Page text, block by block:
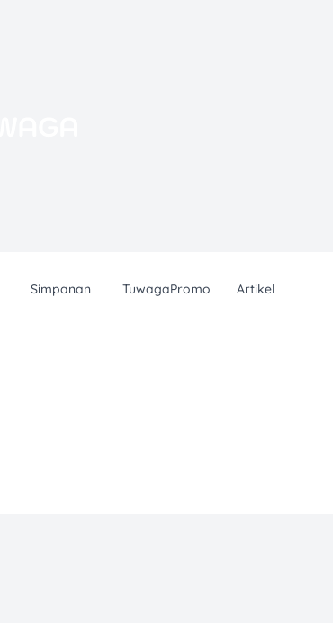
Simpanan TuwagaPromo Artikel